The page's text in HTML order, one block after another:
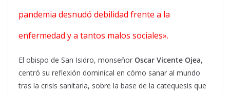
pandemia desnudó debilidad frente a la
enfermedad y a tantos malos sociales».
El obispo de San Isidro, monseñor Oscar Vicente Ojea,
centró su reflexión dominical en cómo sanar al mundo
tras la crisis sanitaria, sobre la base de la catequesis que